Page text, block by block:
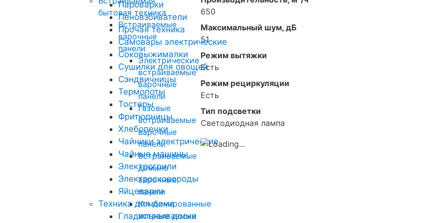
Пароварки
Пеновзбиватели
Прочая техника
Самовары электрические
Соковыжималки
Сушилки для овощей
Сэндвичницы
Термопоты
Тостеры
Фритюрницы
Хлебопечки
Чайники электрические
Чайные машины
Электрогрили
Электросковороды
Яйцеварки
Техника для дома
Гладильные доски
бытовая техника
Встраиваемые
варочные
панели
Электрические
встраиваемые
варочные
панели
Газовые
встраиваемые
варочные
панели
Встраиваемые
домино
варочные
панели
Комбинированные
встраиваемые
650
Максимальный шум, дБ
51
Режим вытяжки
Есть
Режим рециркуляции
Есть
Тип подсветки
Светодиодная лампа